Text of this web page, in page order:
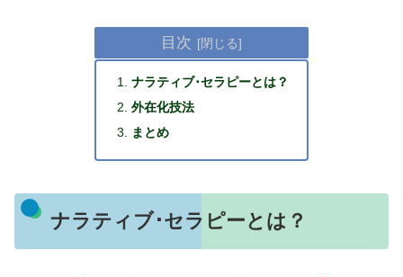
目次
ナラティブ･セラピーとは？
外在化技法
まとめ
ナラティブ･セラピーとは？